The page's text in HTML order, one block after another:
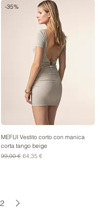
-35%
MEFUI Vestito corto con manica
corta tango beige
Prezzo regolare
99,00 € Prezzo scontato
64,35 €
2